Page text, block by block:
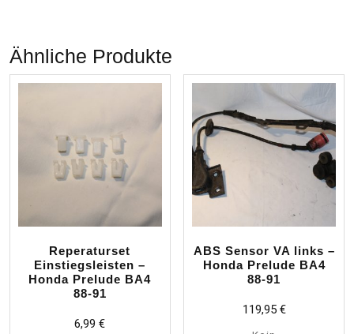
Ähnliche Produkte
Reperaturset
Einstiegsleisten –
Honda Prelude BA4
88-91
6,99€
ABS Sensor VA links –
Honda Prelude BA4
88-91
119,95 €